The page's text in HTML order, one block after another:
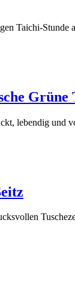
Taichi-
Grüne
lebendig